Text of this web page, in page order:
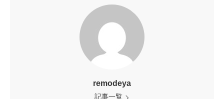
remodeya
記事一覧